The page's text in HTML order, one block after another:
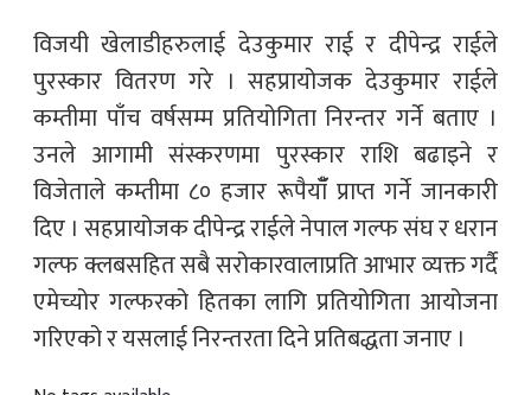
विजयी खेलाडीहरुलाई देउकुमार राई र दीपेन्द्र राईले
पुरस्कार वितरण गरे । सहप्रायोजक देउकुमार राईले
कम्तीमा पाँच वर्षसम्म प्रतियोगिता निरन्तर गर्ने बताए ।
उनले आगामी संस्करणमा पुरस्कार राशि बढाइने र
विजेताले कम्तीमा ८० हजार रूपैयाँँ प्राप्त गर्ने जानकारी
दिए । सहप्रायोजक दीपेन्द्र राईले नेपाल गल्फ संघ र धरान
गल्फ क्लबसहित सबै सरोकारवालाप्रति आभार व्यक्त गर्दै
एमेच्योर गल्फरको हितका लागि प्रतियोगिता आयोजना
गरिएको र यसलाई निरन्तरता दिने प्रतिबद्धता जनाए ।